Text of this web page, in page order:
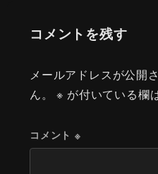
コメントを残す
メールアドレスが公開
ん。
※ が付いている欄
コメント ※